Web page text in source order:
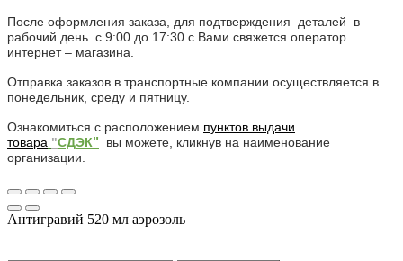
После оформления заказа, для подтверждения деталей в
рабочий день с 9:00 до 17:30 с Вами свяжется оператор
интернет – магазина.
Отправка заказов в транспортные компании осуществляется в
понедельник, среду и пятницу.
Ознакомиться с расположением пунктов выдачи
товара "СДЭК"
вы можете, кликнув на наименование
организации.
Антигравий 520 мл аэрозоль